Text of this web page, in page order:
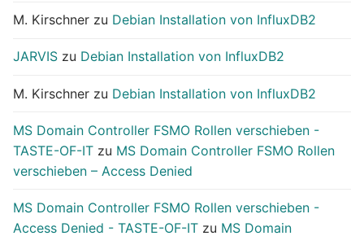
M. Kirschner zu Debian Installation von InfluxDB2
JARVIS zu Debian Installation von InfluxDB2
M. Kirschner zu Debian Installation von InfluxDB2
MS Domain Controller FSMO Rollen verschieben -
TASTE-OF-IT zu MS Domain Controller FSMO Rollen
verschieben – Access Denied
MS Domain Controller FSMO Rollen verschieben -
Access Denied - TASTE-OF-IT zu MS Domain